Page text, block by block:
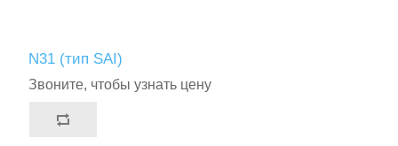
N31 (тип SAI)
Звоните, чтобы узнать цену